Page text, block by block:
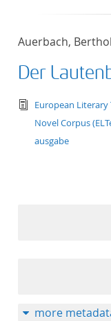
Auerbach,
Der
text/
European Literary
Novel Corpus
ausgabe
more